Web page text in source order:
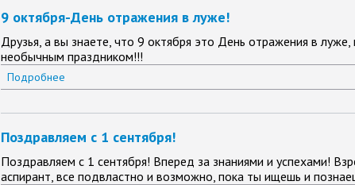
9 октября-День отражения в луже!
Друзья, а вы знаете, что 9 октября это День отражения в
необычным праздником!!!
Подробнее
Поздравляем с 1 сентября!
Поздравляем с 1 сентября! Вперед за знаниями и успехами!
аспирант, все подвластно и возможно, пока ты ищешь и